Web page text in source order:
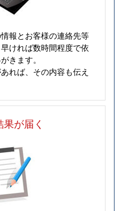
報とお客様の連絡先等
ければ数時間程度で依
きます。
れば、その内容も伝え
が届く